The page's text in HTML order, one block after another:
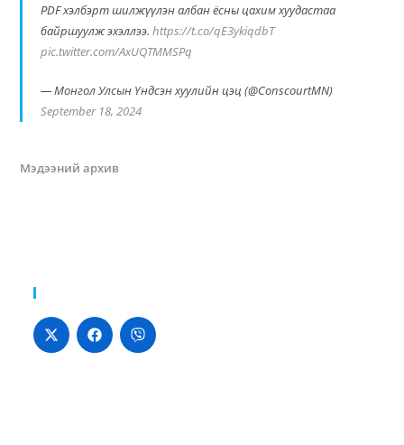
PDF хэлбэрт шилжүүлэн албан ёсны цахим хуудастаа
байршуулж эхэллээ.https://t.co/qE3ykiqdbT
pic.twitter.com/AxUQTMMSPq
— Монгол Улсын Үндсэн хуулийн цэц (@ConscourtMN)
September 18, 2024
Мэдээний архив